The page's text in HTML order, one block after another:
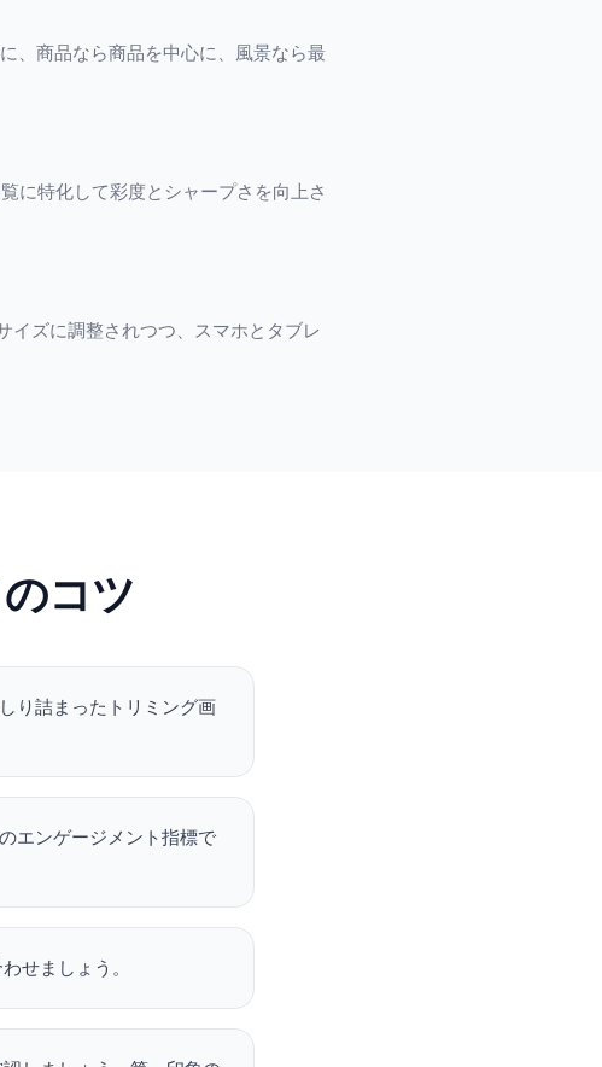
、商品なら商品を中心に、風景なら最
に特化して彩度とシャープさを向上さ
ズに調整されつつ、スマホとタブレ
コツ
り詰まったトリミング画
エンゲージメント指標で
せましょう。